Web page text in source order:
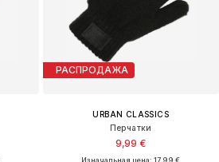
РАСПРОДАЖА
URBAN CLASSICS
Перчатки
9,99 €
Изначальная цена: 17,99 €